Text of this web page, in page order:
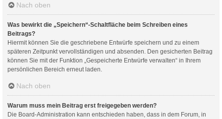
Nach oben
Was bewirkt die „Speichern“-Schaltfläche beim Schreiben eines
Beitrags?
Hiermit können Sie die geschriebene Entwürfe speichern und zu einem
späteren Zeitpunkt vervollständigen und absenden. Den gesicherten Beitrag
können Sie mit der Funktion „Gespeicherte Entwürfe verwalten“ in Ihrem
persönlichen Bereich erneut laden.
Nach oben
Warum muss mein Beitrag erst freigegeben werden?
Die Board-Administration kann entschieden haben, dass in dem Forum, in